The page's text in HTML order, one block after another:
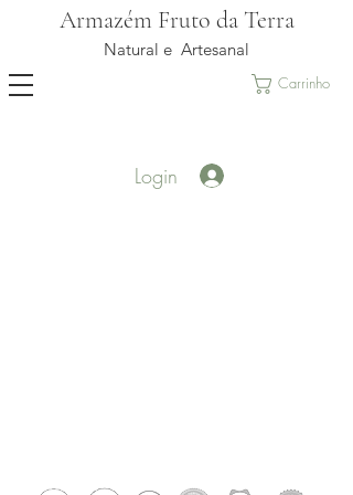
Armazém Fruto da Terra
Natural e Artesanal
Carrinho
Login